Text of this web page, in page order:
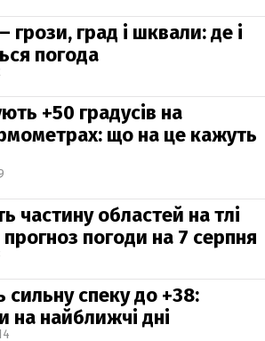
грози, град і шквали: де і
погода
+50 градусів на
що на це кажуть
частину областей на тлі
погоди на 7 серпня
сильну спеку до +38:
на найближчі дні